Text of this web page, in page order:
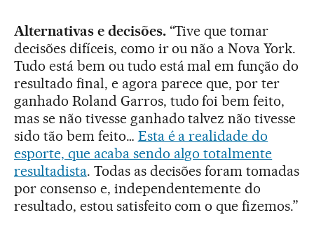
Alternativas e decisões. “Tive que tomar
decisões difíceis, como ir ou não a Nova York.
Tudo está bem ou tudo está mal em função do
resultado final, e agora parece que, por ter
ganhado Roland Garros, tudo foi bem feito,
mas se não tivesse ganhado talvez não tivesse
sido tão bem feito… Esta é a realidade do
esporte, que acaba sendo algo totalmente
resultadista. Todas as decisões foram tomadas
por consenso e, independentemente do
resultado, estou satisfeito com o que fizemos.”